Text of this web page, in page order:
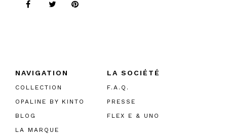
NAVIGATION
COLLECTION
OPALINE BY KINTO
BLOG
LA MARQUE
LA SOCIÉTÉ
F.A.Q.
PRESSE
FLEX E & UNO